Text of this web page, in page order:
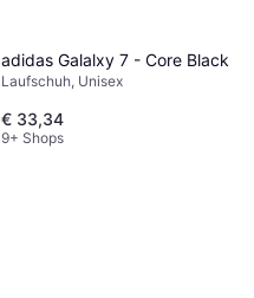
adidas Galalxy 7 - Core Black
Laufschuh, Unisex
€ 33,34
9+ Shops